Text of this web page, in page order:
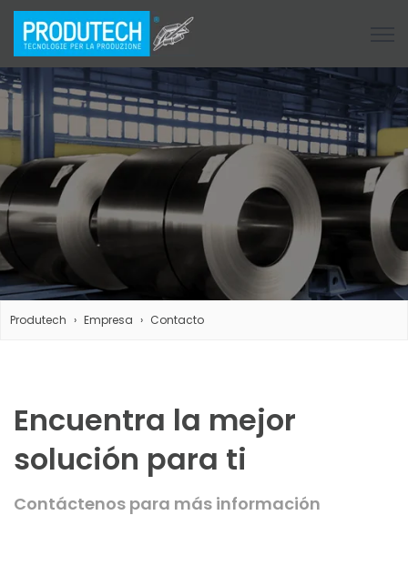
Produtech Empresa Contacto
Encuentra la mejor
solución para ti
Contáctenos para más información